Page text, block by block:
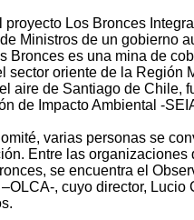
proyecto Los Bronces
Ministros de un gobierno
Bronces es una mina de
sector oriente de la Región
aire de Santiago de Chile,
de Impacto Ambiental -
varias personas se
Entre las
se encuentra el
, cuyo director, Lucio